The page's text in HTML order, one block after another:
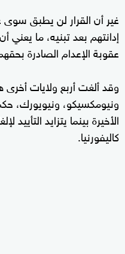
غير أن القرار لن يطبق
عقوبة الإعدام الصادرة
وقد ألغت أربع ولايات أخرى
ونيومكسيكو، ونيويورك،
الأخيرة بينما يتزايد التأييد
كاليفورنيا.